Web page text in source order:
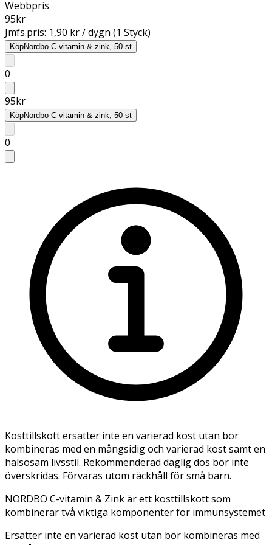
Webbpris
95kr
Jmfs.pris: 1,90 kr / dygn (1 Styck)
KöpNordbo C-vitamin & zink, 50 st
0
95kr
KöpNordbo C-vitamin & zink, 50 st
0
Kosttillskott ersätter inte en varierad kost utan bör
kombineras med en mångsidig och varierad kost samt en
hälsosam livsstil. Rekommenderad daglig dos bör inte
överskridas. Förvaras utom räckhåll för små barn.
NORDBO C-vitamin & Zink är ett kosttillskott som
kombinerar två viktiga komponenter för immunsystemet
Ersätter inte en varierad kost utan bör kombineras med